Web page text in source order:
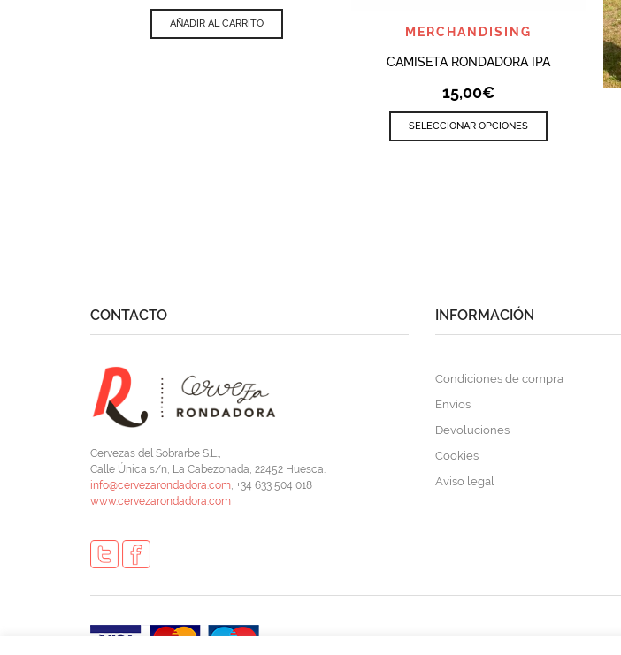
AÑADIR AL CARRITO QUICK VIEW
MERCHANDISING
CAMISETA RONDADORA IPA
15,00€
SELECCIONAR OPCIONES
página
CONTACTO
Cervezas del Sobrarbe S.L.,
Calle Única s/n, La Cabezonada, 22452 Huesca.
info@cervezarondadora.com, +34 633 504 018
www.cervezarondadora.com
INFORMACIÓN
Condiciones de compra
Envíos
Devoluciones
Cookies
Aviso legal